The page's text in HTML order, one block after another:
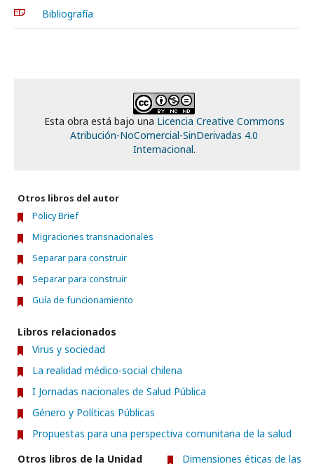
Bibliografía
Esta obra está bajo una Licencia Creative Commons
Atribución-NoComercial-SinDerivadas 4.0
Internacional.
Otros libros del autor
Policy Brief
Migraciones transnacionales
Separar para construir
Separar para construir
Guía de funcionamiento
Libros relacionados
Virus y sociedad
La realidad médico-social chilena
I Jornadas nacionales de Salud Pública
Género y Políticas Públicas
Propuestas para una perspectiva comunitaria de la salud
Otros libros de la Unidad
Dimensiones éticas de las